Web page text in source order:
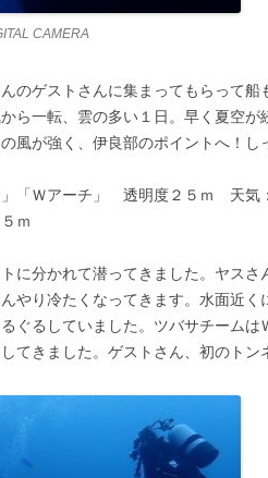
CAMERA
のゲストさんに集まってもらって船
ら一転、雲の多い１日。早く夏空が
風が強く、伊良部のポイントへ！し
」「Ｗアーチ」 透明度２５ｍ
ｍ
に分かれて潜ってきました。ヤス
やり冷たくなってきます。水面近
ぐるしていました。ツバサチーム
てきました。ゲストさん、初のトン